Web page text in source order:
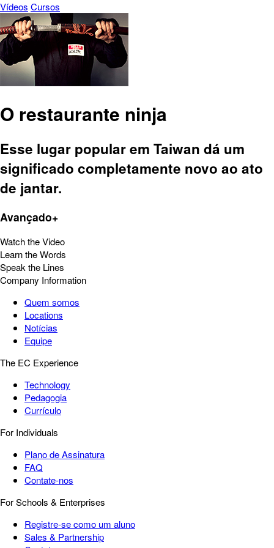
Vídeos Cursos
O restaurante ninja
Esse lugar popular em Taiwan dá um
significado completamente novo ao ato
de jantar.
Avançado+
Watch the Video
Learn the Words
Speak the Lines
Company Information
Quem somos
Locations
Notícias
Equipe
The EC Experience
Technology
Pedagogia
Currículo
For Individuals
Plano de Assinatura
FAQ
Contate-nos
For Schools & Enterprises
Registre-se como um aluno
Sales & Partnership